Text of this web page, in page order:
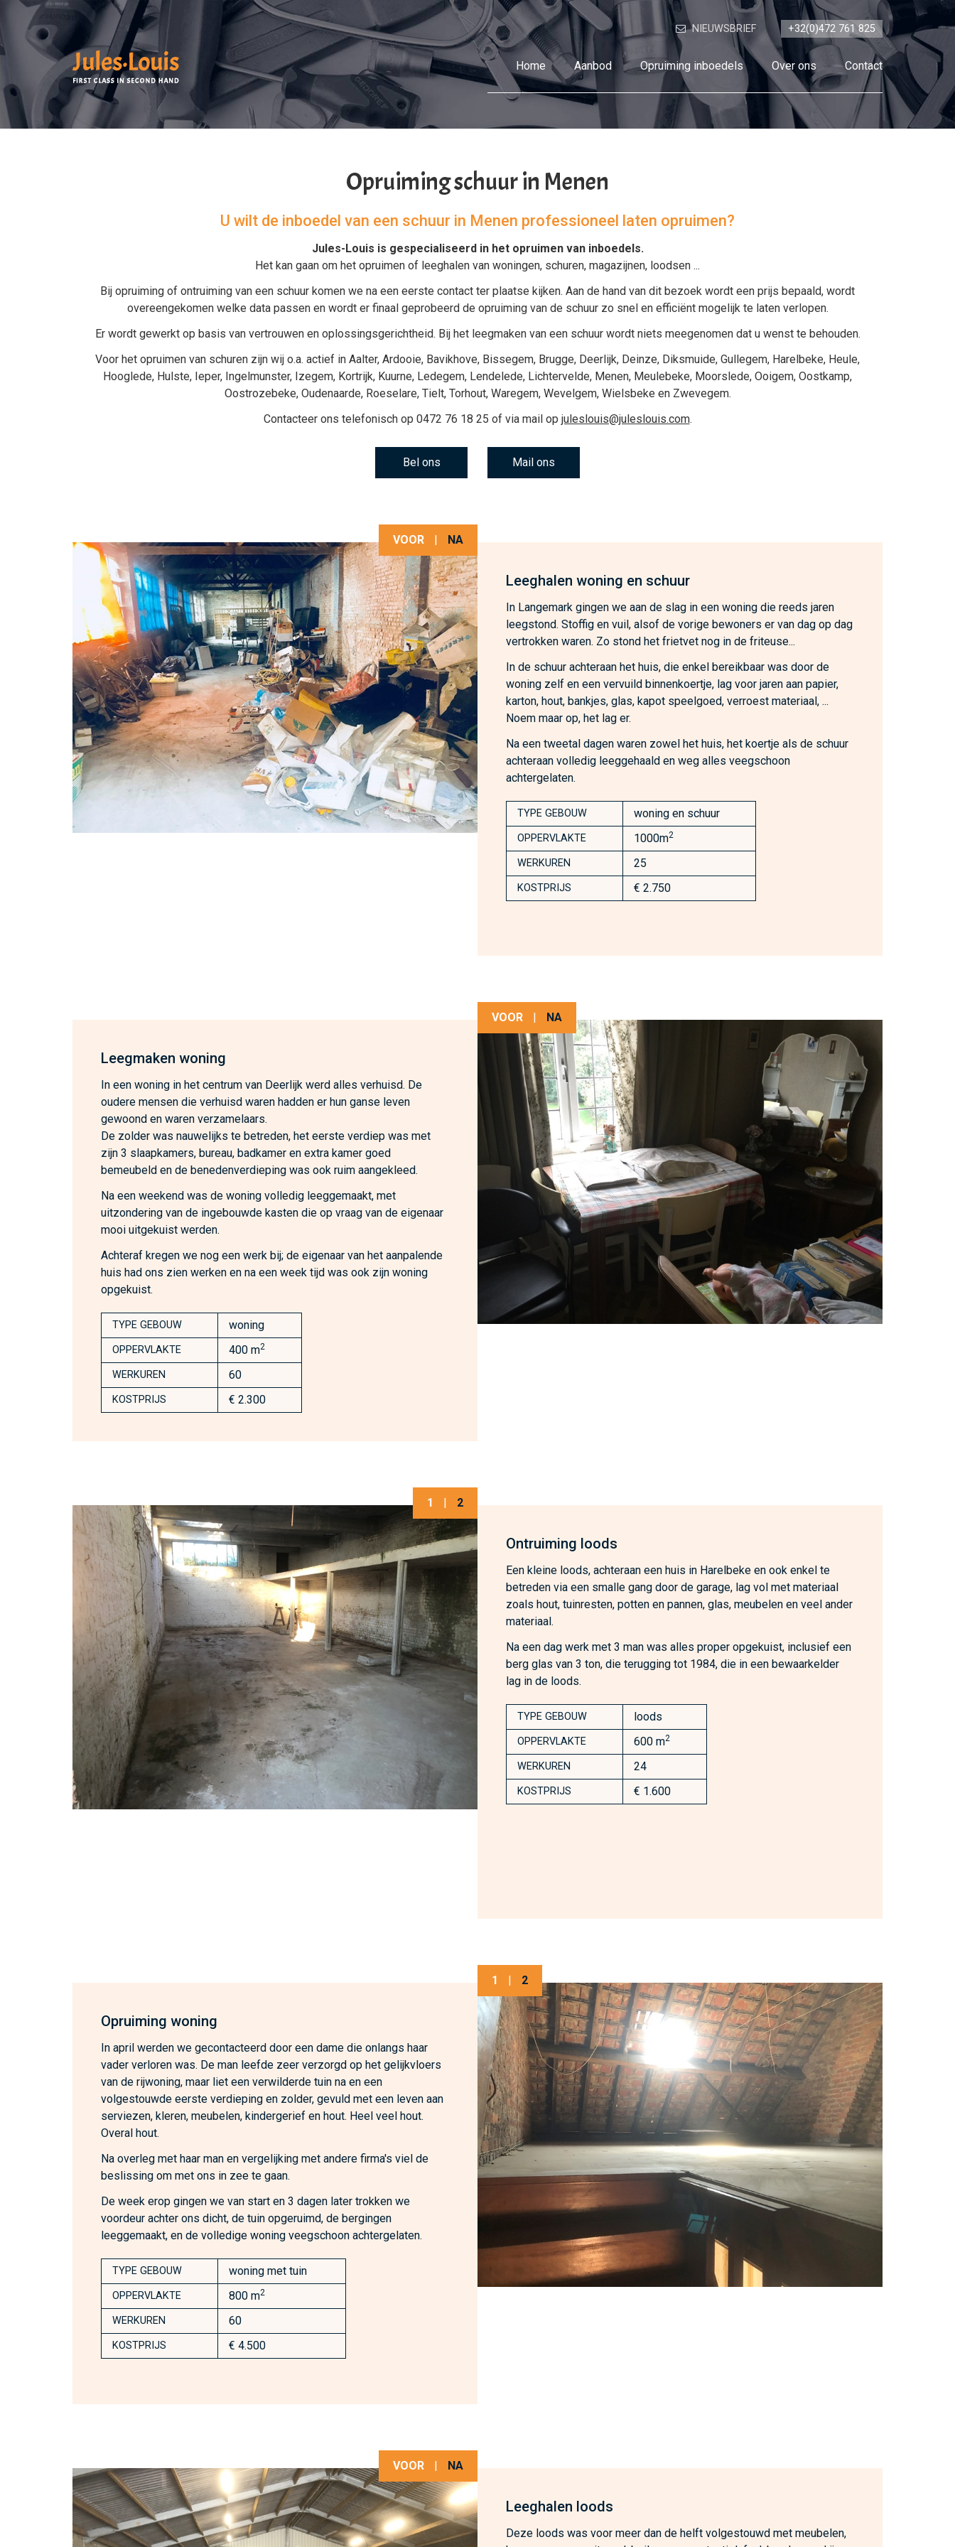
NIEUWSBRIEF +32(0)472 761 825
Home Aanbod Opruiming inboedels Over ons Contact
Opruiming schuur in Menen
U wilt de inboedel van een schuur in Menen professioneel laten opruimen?
Jules-Louis is gespecialiseerd in het opruimen van inboedels.
Het kan gaan om het opruimen of leeghalen van woningen, schuren, magazijnen, loodsen ...
Bij opruiming of ontruiming van een schuur komen we na een eerste contact ter plaatse kijken. Aan de hand van dit bezoek wordt een prijs bepaald, wordt
overeengekomen welke data passen en wordt er finaal geprobeerd de opruiming van de schuur zo snel en efficiënt mogelijk te laten verlopen.
Er wordt gewerkt op basis van vertrouwen en oplossingsgerichtheid. Bij het leegmaken van een schuurwordt niets meegenomen dat u wenst te behouden.
Voor het opruimen van schuren zijn wij o.a. actief in Aalter, Ardooie, Bavikhove, Bissegem, Brugge, Deerlijk, Deinze, Diksmuide, Gullegem, Harelbeke, Heule,
Hooglede, Hulste, Ieper, Ingelmunster, Izegem, Kortrijk, Kuurne, Ledegem, Lendelede, Lichtervelde, Menen, Meulebeke, Moorslede, Ooigem, Oostkamp,
Oostrozebeke, Oudenaarde, Roeselare, Tielt, Torhout, Waregem, Wevelgem, Wielsbeke en Zwevegem.
Contacteer ons telefonisch op 0472 76 18 25 of via mail op juleslouis@juleslouis.com.
Bel ons Mail ons
VOOR | NA
Leeghalen woning en schuur
In Langemark gingen we aan de slag in een woning die reeds jaren
leegstond. Stoffig en vuil, alsof de vorige bewoners er van dag op dag
vertrokken waren. Zo stond het frietvet nog in de friteuse...
In de schuur achteraan het huis, die enkel bereikbaar was door de
woning zelf en een vervuild binnenkoertje, lag voor jaren aan papier,
karton, hout, bankjes, glas, kapot speelgoed, verroest materiaal, ...
Noem maar op, het lag er.
Na een tweetal dagen waren zowel het huis, het koertje als de schuur
achteraan volledig leeggehaald en weg alles veegschoon
achtergelaten.
TYPE GEBOUW woning en schuur
OPPERVLAKTE 1000m2
WERKUREN 25
KOSTPRIJS € 2.750
Leegmaken woning
In een woning in het centrum van Deerlijk werd alles verhuisd. De
oudere mensen die verhuisd waren hadden er hun ganse leven
gewoond en waren verzamelaars.
De zolder was nauwelijks te betreden, het eerste verdiep was met
zijn 3 slaapkamers, bureau, badkamer en extra kamer goed
bemeubeld en de benedenverdieping was ook ruim aangekleed.
Na een weekend was de woning volledig leeggemaakt, met
uitzondering van de ingebouwde kasten die op vraag van de eigenaar
mooi uitgekuist werden.
Achteraf kregen we nog een werk bij; de eigenaar van het aanpalende
huis had ons zien werken en na een week tijd was ook zijn woning
opgekuist.
TYPE GEBOUW woning
OPPERVLAKTE 400 m2
WERKUREN 60
KOSTPRIJS € 2.300
VOOR | NA
1 | 2
Ontruiming loods
Een kleine loods, achteraan een huis in Harelbeke en ook enkel te
betreden via een smalle gang door de garage, lag vol met materiaal
zoals hout, tuinresten, potten en pannen, glas, meubelen en veel ander
materiaal.
Na een dag werk met 3 man was alles proper opgekuist, inclusief een
berg glas van 3 ton, die terugging tot 1984, die in een bewaarkelder
lag in de loods.
TYPE GEBOUW loods
OPPERVLAKTE 600 m2
WERKUREN 24
KOSTPRIJS € 1.600
Opruiming woning
In april werden we gecontacteerd door een dame die onlangs haar
vader verloren was. De man leefde zeer verzorgd op het gelijkvloers
van de rijwoning, maar liet een verwilderde tuin na en een
volgestouwde eerste verdieping en zolder, gevuld met een leven aan
serviezen, kleren, meubelen, kindergerief en hout. Heel veel hout.
Overal hout.
Na overleg met haar man en vergelijking met andere firma's viel de
beslissing om met ons in zee te gaan.
De week erop gingen we van start en 3 dagen later trokken we
voordeur achter ons dicht, de tuin opgeruimd, de bergingen
leeggemaakt, en de volledige woning veegschoon achtergelaten.
TYPE GEBOUW woning met tuin
OPPERVLAKTE 800 m2
WERKUREN 60
KOSTPRIJS € 4.500
1 | 2
VOOR | NA
Leeghalen loods
Deze loods was voor meer dan de helft volgestouwd met meubelen,